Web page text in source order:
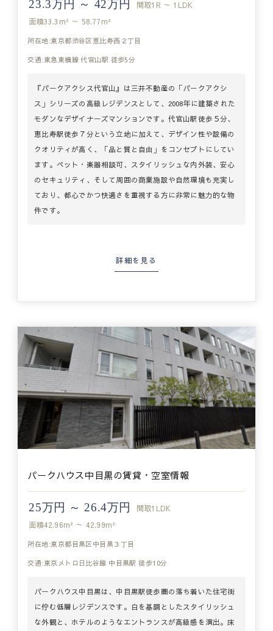
23.3万円 ～ 42万円 間取1R ～ 1LDK
面積33.3m² ～ 58.77m²
所在地:東京都渋谷区恵比寿西２丁目
交通:東急東横線 代官山駅 徒歩5分
『パークアクシス代官山』は三井不動産の「パークアクシ
ス」シリーズの高級レジデンスとして、2008年に建築された
モダンなデザイナーズマンションです。代官山駅徒歩５分、
恵比寿駅徒歩７分という立地に加えて、デザイン性や設備の
クオリティが高く、「品と質と自由」をコンセプトにしてい
ます。ペット・楽器相談可、スタイリッシュな内外装、安心
のセキュリティ、そして周囲の商業施設や自然環境も充実し
ており、都心でかつ快適さを重視する方に非常に魅力的な物
件です。
詳細を見る
パークハウス中目黒の賃貸・空室情報
25万円 ～ 26.4万円 間取1LDK
面積42.96m² ～ 42.99m²
所在地:東京都目黒区中目黒３丁目
交通:東京メトロ日比谷線 中目黒駅 徒歩10分
パークハウス中目黒は、中目黒駅徒歩圏の落ち着いた住宅街
に佇む低層レジデンスです。白を基調としたスタイリッシュ
な外観と、ホテルのようなエントランスが高級感を演出。床